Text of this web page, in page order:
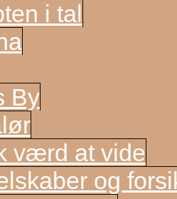
i tal
By
værd at vide
og